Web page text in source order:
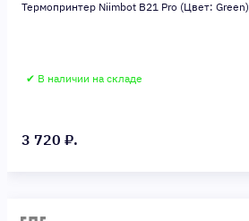
Термопринтер Niimbot B21 Pro (Цвет: Green)
✔ В наличии на складе
3 720 ₽.